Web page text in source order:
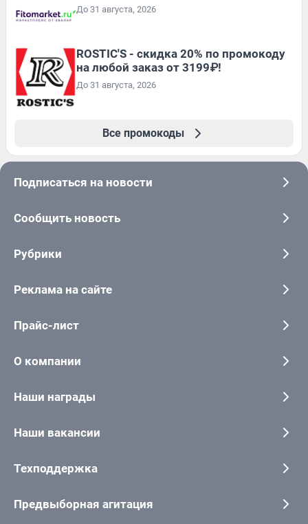
До 31 августа, 2026
ROSTIC'S - скидка 20% по промокоду
на любой заказ от 3199₽!
До 31 августа, 2026
Все промокоды
Подписаться на новости
Сообщить новость
Рубрики
Реклама на сайте
Прайс-лист
О компании
Наши награды
Наши вакансии
Техподдержка
Предвыборная агитация